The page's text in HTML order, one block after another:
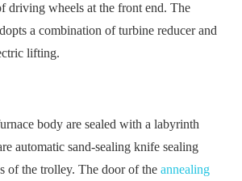
driving wheels at the front end. The
a combination of turbine reducer and
lifting.
body are sealed with a labyrinth
automatic sand-sealing knife sealing
of the trolley. The door of the annealing